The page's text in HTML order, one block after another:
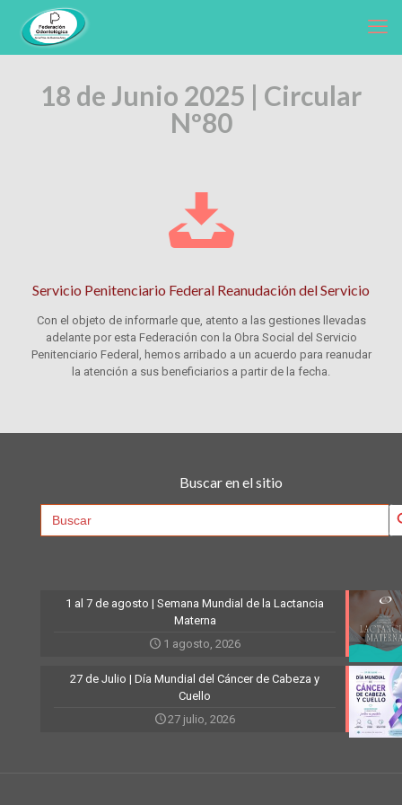
18 de Junio 2025 | Circular
Nº80
Servicio Penitenciario Federal Reanudación del Servicio
Con el objeto de informarle que, atento a las gestiones llevadas
adelante por esta Federación con la Obra Social del Servicio
Penitenciario Federal, hemos arribado a un acuerdo para reanudar
la atención a sus beneficiarios a partir de la fecha.
Buscar en el sitio
Search
1 al 7 de agosto | Semana Mundial de la Lactancia
Materna
1 agosto, 2026
27 de Julio | Día Mundial del Cáncer de Cabeza y
Cuello
27 julio, 2026